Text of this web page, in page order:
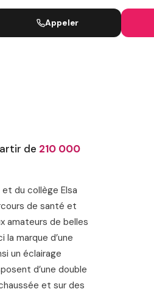
LIGNES SNCF
Appeler
de 210 000
du collège Elsa
de santé et
amateurs de belles
marque d’une
un éclairage
d’une double
et sur des